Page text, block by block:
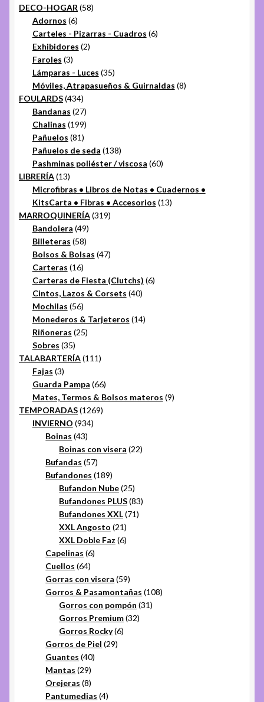
productos
DECO-HOGAR 5858
Adornos 66
productos
Carteles - Pizarras - Cuadros 66
Exhibidores 22
Faroles 33
productos
Lámparas - Luces 3535
productos
Móviles, Atrapasueños & Guirnaldas 88
FOULARDS 434434
productos
Bandanas 2727
productos
Chalinas 199199
productos
Pañuelos 8181
productos
Pañuelos de seda 138138
productos
Pashminas poliéster / viscosa 6060
LIBRERÍA 1313
productos
Microfibras • Libros de Notas • Cuadernos •
KitsCarta • Fibras • Accesorios 1313
MARROQUINERÍA 319319
Bandolera 4949
productos
Billeteras 5858
productos
Bolsos & Bolsas 4747
Carteras 1616
productos
Carteras de Fiesta (Clutchs) 66
Cintos, Lazos & Corsets 4040
Mochilas 5656
productos
Monederos & Tarjeteros 1414
Riñoneras 2525
Sobres 3535
productos
TALABARTERÍA 111111
Fajas 33
productos
Guarda Pampa 6666
productos
Mates, Termos & Bolsos materos 99
TEMPORADAS 12691269
INVIERNO 934934
Boinas 4343
productos
Boinas con visera 2222
Bufandas 5757
productos
Bufandones 189189
productos
Bufandon Nube 2525
productos
Bufandones PLUS 8383
Bufandones XXL 7171
XXL Angosto 2121
productos
XXL Doble Faz 66
Capelinas 66
Cuellos 6464
productos
Gorras con visera 5959
productos
Gorros & Pasamontañas 108108
Gorros con pompón 3131
Gorros Premium 3232
Gorros Rocky 66
Gorros de Piel 2929
Guantes 4040
Mantas 2929
productos
Orejeras 88
productos
Pantumedias 44